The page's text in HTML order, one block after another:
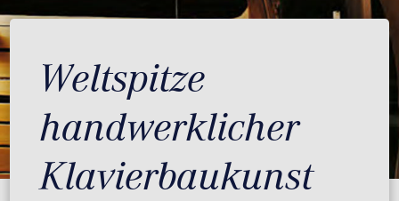
Weltspitze
handwerklicher
Klavierbaukunst